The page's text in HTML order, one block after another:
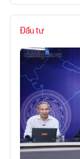
Đầu tư